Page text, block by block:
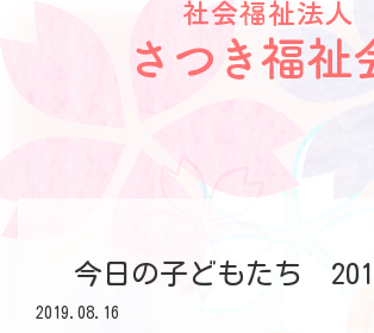
今日の子どもたち
2019.08.16